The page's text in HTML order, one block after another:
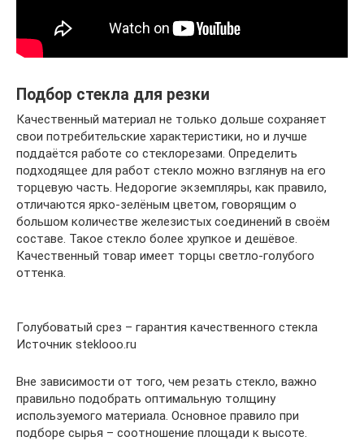
Подбор стекла для резки
Качественный материал не только дольше сохраняет
свои потребительские характеристики, но и лучше
поддаётся работе со стеклорезами. Определить
подходящее для работ стекло можно взглянув на его
торцевую часть. Недорогие экземпляры, как правило,
отличаются ярко-зелёным цветом, говорящим о
большом количестве железистых соединений в своём
составе. Такое стекло более хрупкое и дешёвое.
Качественный товар имеет торцы светло-голубого
оттенка.
Голубоватый срез – гарантия качественного стекла
Источник steklooo.ru
Вне зависимости от того, чем резать стекло, важно
правильно подобрать оптимальную толщину
используемого материала. Основное правило при
подборе сырья – соотношение площади к высоте.